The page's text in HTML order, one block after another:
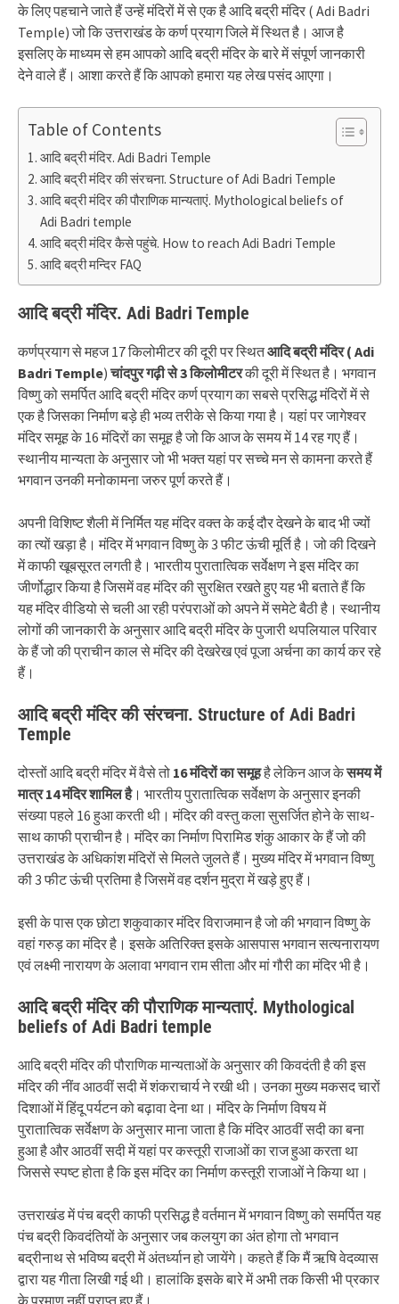
के लिए पहचाने जाते हैं उन्हें मंदिरों में से एक है आदि बद्री मंदिर ( Adi Badri
Temple) जो कि उत्तराखंड के कर्ण प्रयाग जिले में स्थित है। आज है
इसलिए के माध्यम से हम आपको आदि बद्री मंदिर के बारे में संपूर्ण जानकारी
देने वाले हैं। आशा करते हैं कि आपको हमारा यह लेख पसंद आएगा।
Table of Contents
आदि बद्री मंदिर. Adi Badri Temple
आदि बद्री मंदिर की संरचना. Structure of Adi Badri Temple
आदि बद्री मंदिर की पौराणिक मान्यताएं. Mythological beliefs of
Adi Badri temple
आदि बद्री मंदिर कैसे पहुंचे. How to reach Adi Badri Temple
आदि बद्री मन्दिर FAQ
आदि बद्री मंदिर. Adi Badri Temple
कर्णप्रयाग से महज 17 किलोमीटर की दूरी पर स्थितआदि बद्री मंदिर ( Adi
Badri Temple)चांदपुर गढ़ी से 3 किलोमीटरकी दूरी में स्थित है। भगवान
विष्णु को समर्पित आदि बद्री मंदिर कर्ण प्रयाग का सबसे प्रसिद्ध मंदिरों में से
एक है जिसका निर्माण बड़े ही भव्य तरीके से किया गया है। यहां पर जागेश्वर
मंदिर समूह के 16 मंदिरों का समूह है जो कि आज के समय में 14 रह गए हैं।
स्थानीय मान्यता के अनुसार जो भी भक्त यहां पर सच्चे मन से कामना करते हैं
भगवान उनकी मनोकामना जरुर पूर्ण करते हैं।
अपनी विशिष्ट शैली में निर्मित यह मंदिर वक्त के कई दौर देखने के बाद भी ज्यों
का त्यों खड़ा है। मंदिर में भगवान विष्णु के 3 फीट ऊंची मूर्ति है। जो की दिखने
में काफी खूबसूरत लगती है। भारतीय पुरातात्विक सर्वेक्षण ने इस मंदिर का
जीर्णोद्धार किया है जिसमें वह मंदिर की सुरक्षित रखते हुए यह भी बताते हैं कि
यह मंदिर वीडियो से चली आ रही परंपराओं को अपने में समेटे बैठी है। स्थानीय
लोगों की जानकारी के अनुसार आदि बद्री मंदिर के पुजारी थपलियाल परिवार
के हैं जो की प्राचीन काल से मंदिर की देखरेख एवं पूजा अर्चना का कार्य कर रहे
हैं।
आदि बद्री मंदिर की संरचना. Structure of Adi Badri
Temple
दोस्तों आदि बद्री मंदिर में वैसे तो 16 मंदिरों का समूहहै लेकिन आज केसमय में
मात्र 14 मंदिर शामिल है। भारतीय पुरातात्विक सर्वेक्षण के अनुसार इनकी
संख्या पहले 16 हुआ करती थी। मंदिर की वस्तु कला सुसर्जित होने के साथ-
साथ काफी प्राचीन है। मंदिर का निर्माण पिरामिड शंकु आकार के हैं जो की
उत्तराखंड के अधिकांश मंदिरों से मिलते जुलते हैं। मुख्य मंदिर में भगवान विष्णु
की 3 फीट ऊंची प्रतिमा है जिसमें वह दर्शन मुद्रा में खड़े हुए हैं।
इसी के पास एक छोटा शकुवाकार मंदिर विराजमान है जो की भगवान विष्णु के
वहां गरुड़ का मंदिर है। इसके अतिरिक्त इसके आसपास भगवान सत्यनारायण
एवं लक्ष्मी नारायण के अलावा भगवान राम सीता और मां गौरी का मंदिर भी है।
आदि बद्री मंदिर की पौराणिक मान्यताएं. Mythological
beliefs of Adi Badri temple
आदि बद्री मंदिर की पौराणिक मान्यताओं के अनुसार की किवदंती है की इस
मंदिर की नींव आठवीं सदी में शंकराचार्य ने रखी थी। उनका मुख्य मकसद चारों
दिशाओं में हिंदू पर्यटन को बढ़ावा देना था। मंदिर के निर्माण विषय में
पुरातात्विक सर्वेक्षण के अनुसार माना जाता है कि मंदिर आठवीं सदी का बना
हुआ है और आठवीं सदी में यहां पर कस्तूरी राजाओं का राज हुआ करता था
जिससे स्पष्ट होता है कि इस मंदिर का निर्माण कस्तूरी राजाओं ने किया था।
उत्तराखंड में पंच बद्री काफी प्रसिद्ध है वर्तमान में भगवान विष्णु को समर्पित यह
पंच बद्री किवदंतियों के अनुसार जब कलयुग का अंत होगा तो भगवान
बद्रीनाथ से भविष्य बद्री में अंतर्ध्यान हो जायेंगे। कहते हैं कि मैं ऋषि वेदव्यास
द्वारा यह गीता लिखी गई थी। हालांकि इसके बारे में अभी तक किसी भी प्रकार
के प्रमाण नहीं प्राप्त हुए हैं।